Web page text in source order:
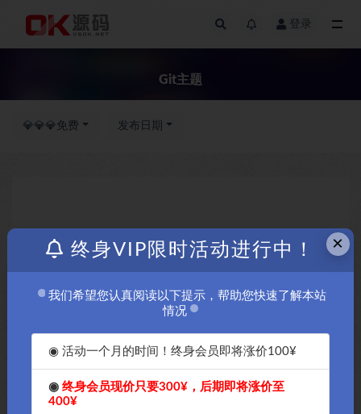
登录
Git主题
💎💎💎免费 发布日期
×
终身VIP限时活动进行中！
我们希望您认真阅读以下提示，帮助您快速了解本站
情况
◉ 活动一个月的时间！终身会员即将涨价100¥
◉终身会员现价只要300¥，后期即将涨价至
400¥